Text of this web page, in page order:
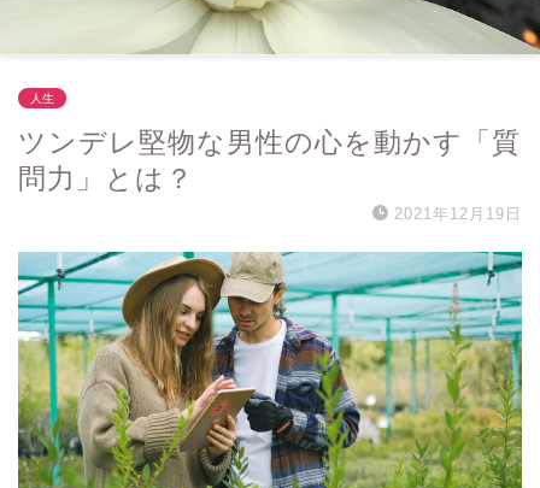
人生
ツンデレ堅物な男性の心を動かす「質
問力」とは？
2021年12月19日